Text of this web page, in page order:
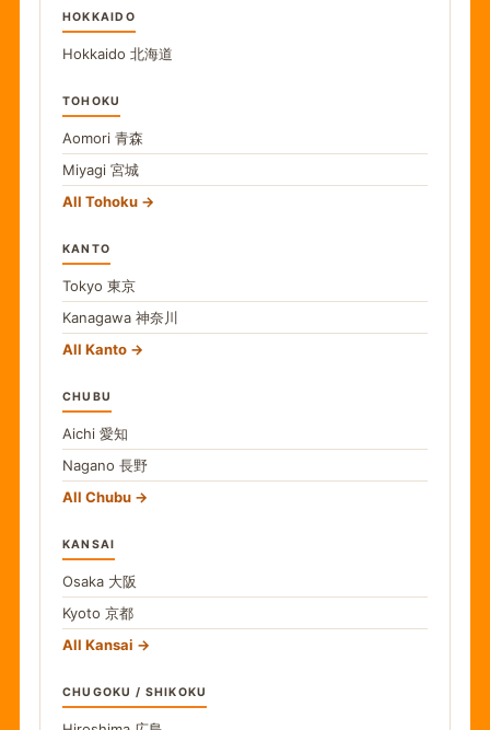
HOKKAIDO
Hokkaido 北海道
TOHOKU
Aomori 青森
Miyagi 宮城
All Tohoku
KANTO
Tokyo 東京
Kanagawa 神奈川
All Kanto
CHUBU
Aichi 愛知
Nagano 長野
All Chubu
KANSAI
Osaka 大阪
Kyoto 京都
All Kansai
CHUGOKU / SHIKOKU